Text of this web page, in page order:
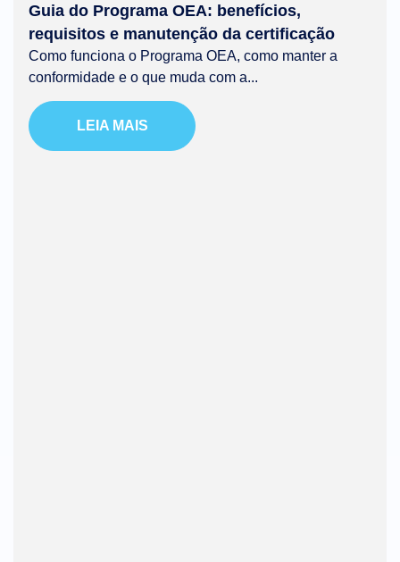
Guia do Programa OEA: benefícios,
requisitos e manutenção da certificação
Como funciona o Programa OEA, como manter a
conformidade e o que muda com a...
LEIA MAIS